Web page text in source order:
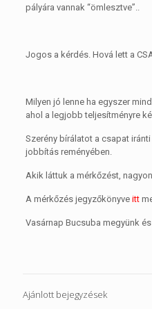
pályára vannak “ömlesztve”..
Jogos a kérdés. Hová lett a
Milyen jó lenne ha egyszer
ahol a legjobb teljesítményre
Szerény bírálatot a csapat
jobbítás reményében.
Akik láttuk a mérkőzést,
A mérkőzés jegyzőkönyve itt
Vasárnap Bucsuba megyünk
Ajánlott bejegyzések